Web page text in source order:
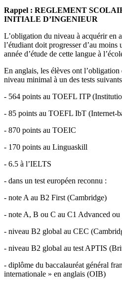
Rappel : REGLEMENT
INITIALE D’INGENIEUR
L’obligation du niveau à acquérir en
l’étudiant doit progresser d’au
année d’étude de cette langue à
En anglais, les élèves ont
niveau minimal à un des tests
- 564 points au TOEFL ITP
- 85 points au TOEFL IbT (Internet-
- 870 points au TOEIC
- 170 points au Linguaskill
- 6.5 à l’IELTS
- dans un test européen reconnu :
- note A au B2 First (Cambridge)
- note A, B ou C au C1 Advanced
- niveau B2 global au CEC
- niveau B2 global au test APTIS
- diplôme du baccalauréat général
internationale » en anglais (OIB)